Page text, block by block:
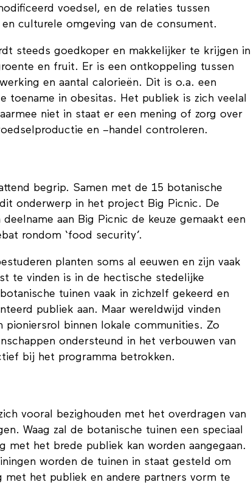
voedsel, en de relaties tussen
culturele omgeving van de consument.
steeds goedkoper en makkelijker te krijgen in
en fruit. Er is een ontkoppeling tussen
en aantal calorieën. Dit is o.a. een
toename in obesitas. Het publiek is zich veelal
niet in staat er een mening of zorg over
en –handel controleren.
begrip. Samen met de 15 botanische
onderwerp in het project Big Picnic. De
aan Big Picnic de keuze gemaakt een
rondom ‘food security’.
planten soms al eeuwen en zijn vaak
te vinden is in de hectische stedelijke
tuinen vaak in zichzelf gekeerd en
publiek aan. Maar wereldwijd vinden
pioniersrol binnen lokale communities. Zo
ondersteund in het verbouwen van
bij het programma betrokken.
vooral bezighouden met het overdragen van
Waag zal de botanische tuinen een speciaal
met het brede publiek kan worden aangegaan.
worden de tuinen in staat gesteld om
met het publiek en andere partners vorm te